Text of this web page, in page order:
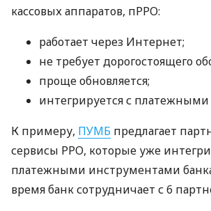
кассовых аппаратов, пРРО:
работает через Интернет;
не требует дорогостоящего
проще обновляется;
интегрируется с
К примеру, ПУМБ предлагает
сервисы РРО, которые уже
платежными инструментами
время банк сотрудничает с 6